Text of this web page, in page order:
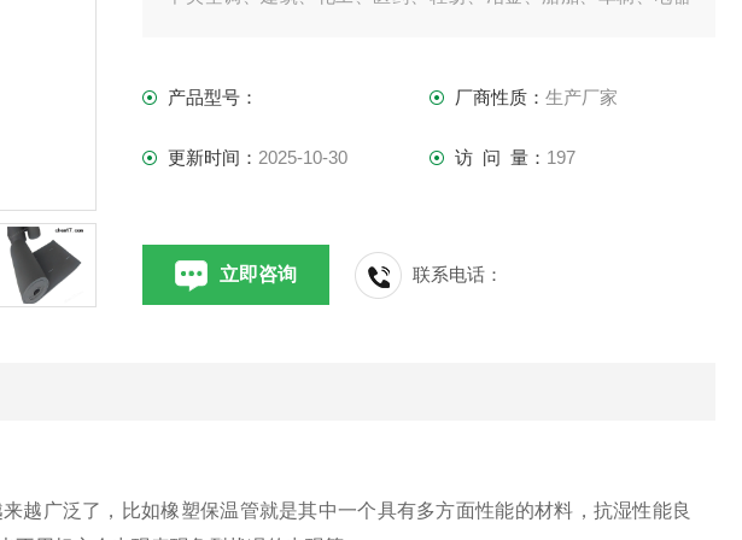
产品型号：
厂商性质： 生产厂家
更新时间： 2025-10-30 访 问 量： 197
立即咨询 联系电话：
越广泛了，比如橡塑保温管就是其中一个具有多方面性能的材料，抗湿性能良